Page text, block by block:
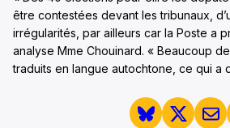
être contestées devant les tribunaux,
irrégularités, par ailleurs car la Poste a
analyse Mme Chouinard. « Beaucoup
traduits en langue autochtone, ce qui a